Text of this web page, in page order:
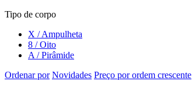
Tipo de corpo
X / Ampulheta
8 / Oito
A / Pirâmide
Ordenar por Novidades Preço por ordem crescente